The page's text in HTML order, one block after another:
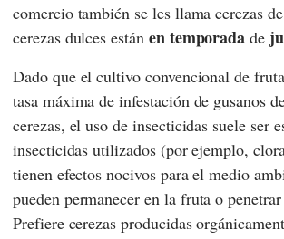
comercio también se les llama cerezas
cerezas dulces están en temporada de
Dado que el cultivo convencional de
tasa máxima de infestación de gusanos
cerezas, el uso de insecticidas suele ser
insecticidas utilizados (por ejemplo,
tienen efectos nocivos para el medio
pueden permanecer en la fruta o
Prefiere cerezas producidas